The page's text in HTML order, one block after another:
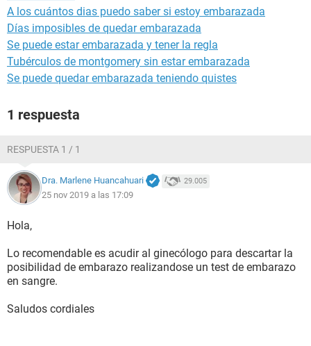
A los cuántos dias puedo saber si estoy embarazada
Días imposibles de quedar embarazada
Se puede estar embarazada y tener la regla
Tubérculos de montgomery sin estar embarazada
Se puede quedar embarazada teniendo quistes
1 respuesta
RESPUESTA 1 / 1
Dra. Marlene Huancahuari 29.005
25 nov 2019 a las 17:09
Hola,
Lo recomendable es acudir al ginecólogo para descartar la
posibilidad de embarazo realizandose un test de embarazo
en sangre.
Saludos cordiales